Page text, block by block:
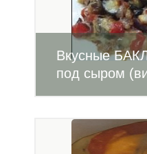
Вкусные
под сыром